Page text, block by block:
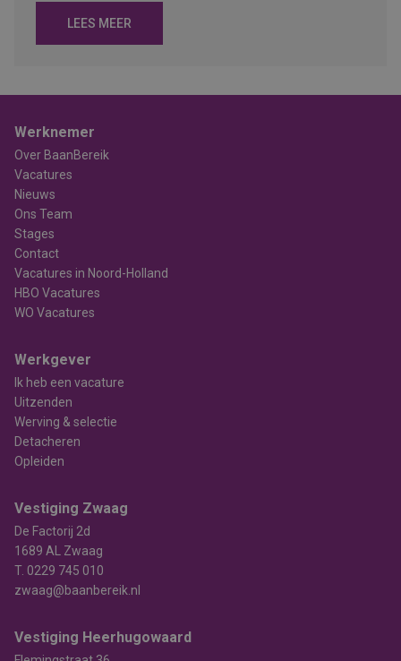
LEES MEER
Werknemer
Over BaanBereik
Vacatures
Nieuws
Ons Team
Stages
Contact
Vacatures in Noord-Holland
HBO Vacatures
WO Vacatures
Werkgever
Ik heb een vacature
Uitzenden
Werving & selectie
Detacheren
Opleiden
Vestiging Zwaag
De Factorij 2d
1689 AL Zwaag
T. 0229 745 010
zwaag@baanbereik.nl
Vestiging Heerhugowaard